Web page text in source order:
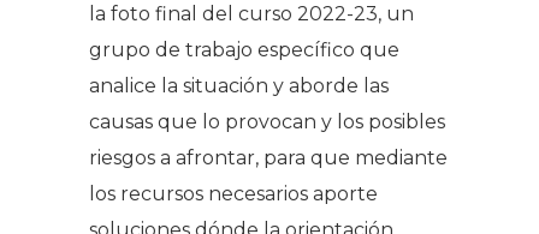
la foto final del curso 2022-23, un
grupo de trabajo específico que
analice la situación y aborde las
causas que lo provocan y los posibles
riesgos a afrontar, para que mediante
los recursos necesarios aporte